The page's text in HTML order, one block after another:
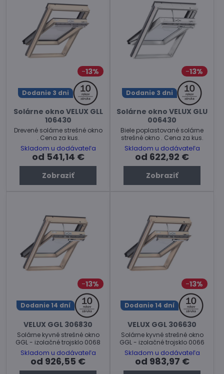
13%
Dodanie 3 dni
Solárne okno VELUX GLL
106430
Drevené solárne strešné okno
. Cena za kus.
Skladom u dodávateľa
od 541,14 €
Zobraziť
13%
Dodanie 3 dni
Solárne okno VELUX GLU
006430
Biele poplastované solárne
strešné okno . Cena za kus.
Skladom u dodávateľa
od 622,92 €
Zobraziť
13%
Dodanie 14 dní
VELUX GGL 306830
Solárne kyvné strešné okno
GGL - izolačné trojsklo 0068
Skladom u dodávateľa
od 926,55 €
13%
Dodanie 14 dní
VELUX GGL 306630
Solárne kyvné strešné okno
GGL - izolačné trojsklo 0066
Skladom u dodávateľa
od 983,97 €